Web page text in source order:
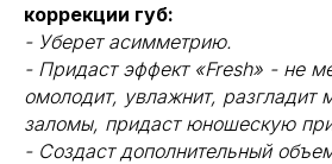
коррекции губ:
- Уберет асимметрию.
- Придаст эффект «Fresh» - не
омолодит, увлажнит, разгладит
заломы, придаст юношескую
- Создаст дополнительный